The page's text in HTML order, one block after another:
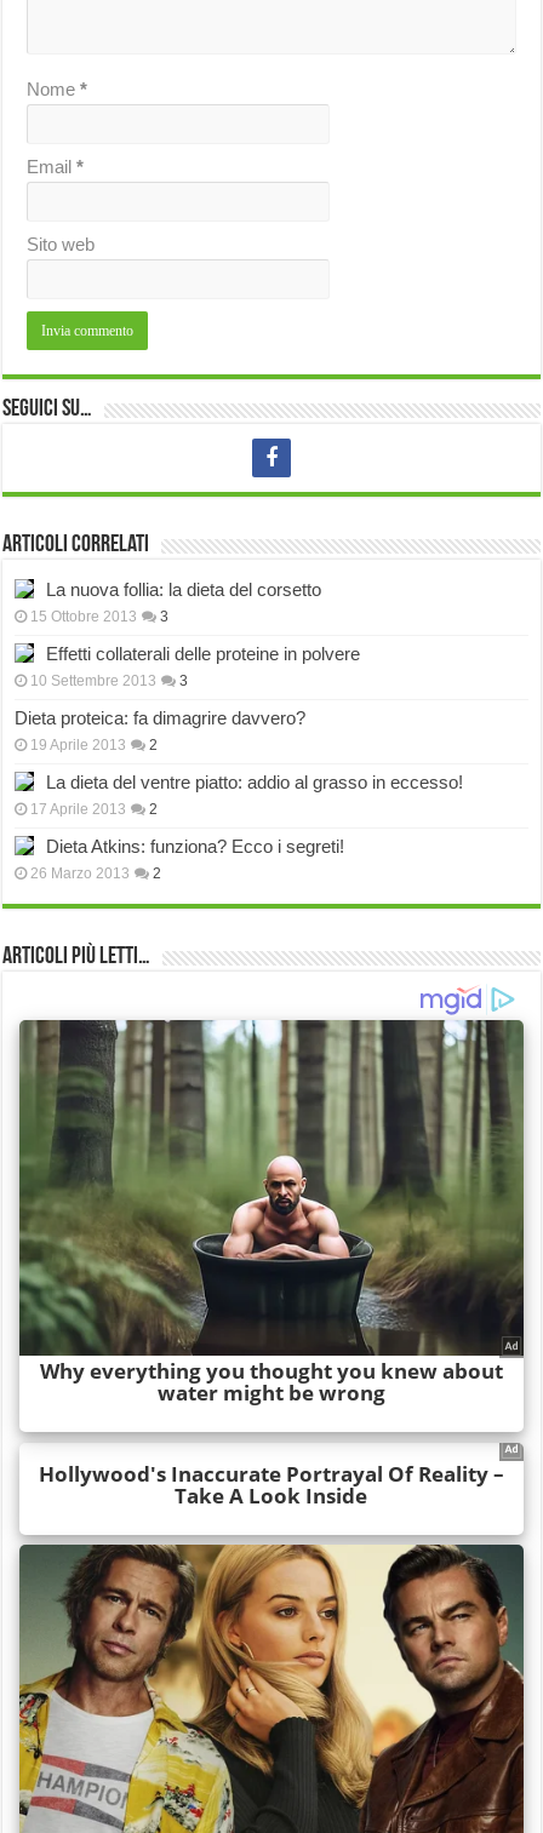
Nome*
Email*
Sito web
Seguici su…
Articoli correlati
La nuova follia: la dieta del corsetto
15 Ottobre 2013 3
Effetti collaterali delle proteine in polvere
10 Settembre 2013 3
Dieta proteica: fa dimagrire davvero?
19 Aprile 2013 2
La dieta del ventre piatto: addio al grasso in eccesso!
17 Aprile 2013 2
Dieta Atkins: funziona? Ecco i segreti!
26 Marzo 2013 2
Articoli più Letti…